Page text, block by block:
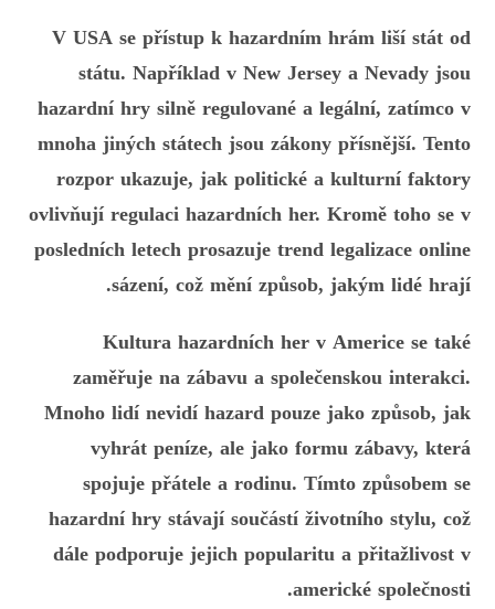
V USA se přístup k hazardním hrám liší stát od
státu. Například v New Jersey a Nevady jsou
hazardní hry silně regulované a legální, zatímco v
mnoha jiných státech jsou zákony přísnější. Tento
rozpor ukazuje, jak politické a kulturní faktory
ovlivňují regulaci hazardních her. Kromě toho se v
posledních letech prosazuje trend legalizace online
sázení, což mění způsob, jakým lidé hrají.
Kultura hazardních her v Americe se také
zaměřuje na zábavu a společenskou interakci.
Mnoho lidí nevidí hazard pouze jako způsob, jak
vyhrát peníze, ale jako formu zábavy, která
spojuje přátele a rodinu. Tímto způsobem se
hazardní hry stávají součástí životního stylu, což
dále podporuje jejich popularitu a přitažlivost v
americké společnosti.